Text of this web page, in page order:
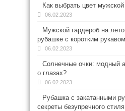
Как выбрать цвет
06.02.2023
Мужской гардероб на
рубашке с коротким рукавом
06.02.2023
Солнечные очки: модный
о глазах?
06.02.2023
Рубашка с закатанными
секреты безупречного стиля